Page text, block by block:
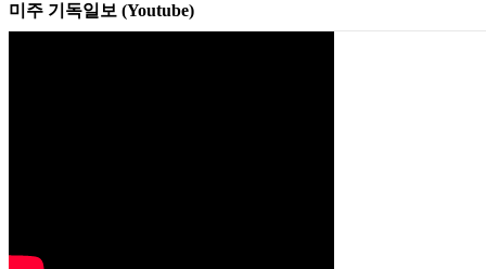
미주 기독일보 (Youtube)